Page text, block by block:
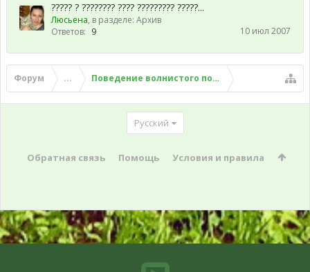
????? ? ???????? ???? ????????? ?????...
Люсьена, в разделе: Архив
Ответов: 9 10 июл 2007
Форум ... Поведение волнистого попугая
Русский
Обратная связь Помощь Условия и правила